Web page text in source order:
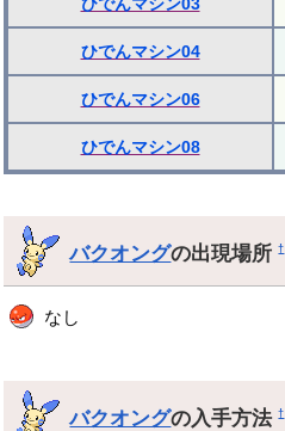
ひでんマシン03
ひでんマシン04
ひでんマシン06
ひでんマシン08
バクオングの出現場所†
なし
バクオングの入手方法†